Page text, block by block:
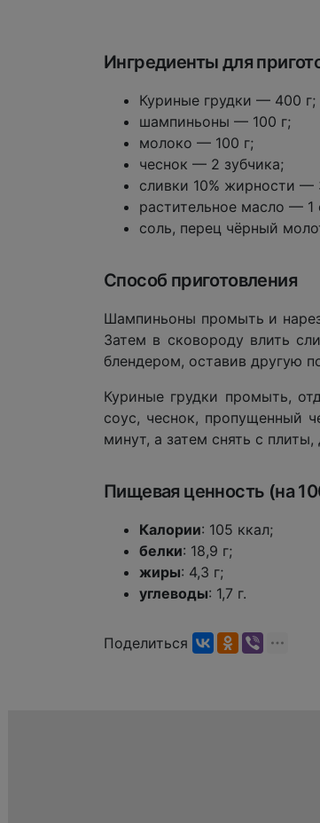
Ингредиенты для
Куриные грудки — 400 г;
шампиньоны — 100 г;
молоко — 100 г;
чеснок — 2 зубчика;
сливки 10% жирности
растительное масло — 1
соль, перец чёрный
Способ приготовления
Шампиньоны промыть и
Затем в сковороду влить
блендером, оставив другую
Куриные грудки промыть,
соус, чеснок, пропущенный
минут, а затем снять с
Пищевая ценность (на
Калории: 105 ккал;
белки: 18,9 г;
жиры: 4,3 г;
углеводы: 1,7 г.
Поделиться